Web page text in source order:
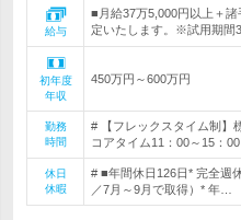
給与
■月給37万5,000円以上＋
定いたします。※試用期間
初年度
年収
450万円～600万円
勤務
時間
# 【フレックスタイム制】
コアタイム11：00～15：
休日
休暇
# ■年間休日126日* 完全週
／7月～9月で取得）* 年…